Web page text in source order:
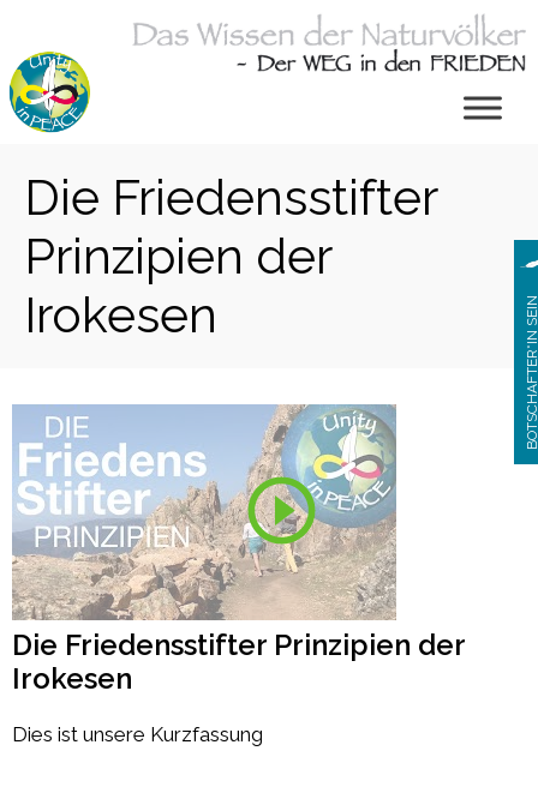
springen
Die Friedensstifter
Prinzipien der
Irokesen
Die Friedensstifter Prinzipien der
Irokesen
Dies ist unsere Kurzfassung